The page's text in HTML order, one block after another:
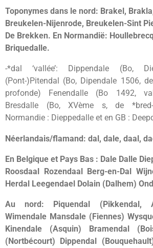
Toponymes dans le nord: Brakel,
Breukelen-Nijenrode, Breukelen-Sint
De Brekken. En Normandië:
Briquedalle.
-*dal ‘vallée’: Dippendale (Bo,
(Pont-)Pitendal (Bo, Dipendale 1506,
profonde) Fenendalle (Bo 1492,
Bresdalle (Bo, XVème s, de
Normandie : Dieppedalle et en GB :
Néerlandais/flamand: dal, dale, daal,
En Belgique et Pays Bas : Dale Dalle
Roosdaal Rozendaal Berg-en-Dal
Herdal Leegendael Dolain (Dalhem)
Au nord: Piquendal (Pikkendal,
Wimendale Mansdale (Fiennes)
Kinendale (Asquin) Bramendal
(Nortbécourt) Dippendal